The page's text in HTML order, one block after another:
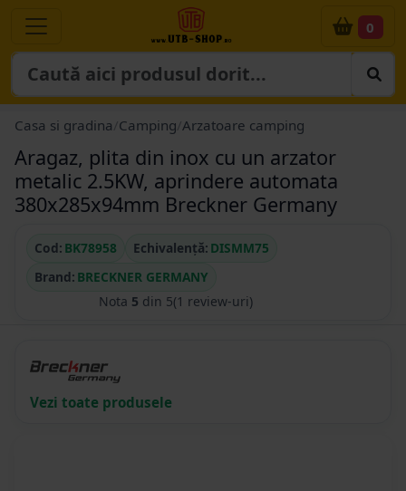
0
Casa si gradina Camping Arzatoare camping
Aragaz, plita din inox cu un arzator
metalic 2.5KW, aprindere automata
380x285x94mm Breckner Germany
Cod: BK78958 Echivalență: DISMM75
Brand: BRECKNER GERMANY
Nota 5 din 5(1 review-uri)
Vezi toate produsele